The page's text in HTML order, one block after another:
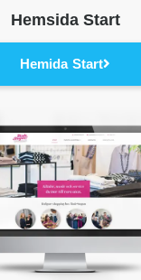
Hemsida Start
Hemida Start